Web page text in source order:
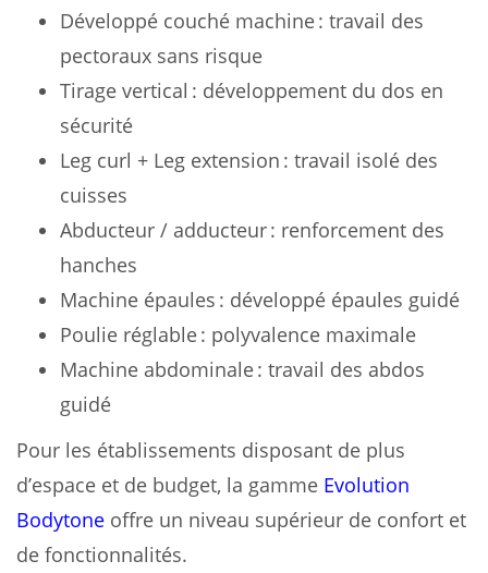
Développé couché machine : travail des
pectoraux sans risque
Tirage vertical : développement du dos en
sécurité
Leg curl + Leg extension : travail isolé des
cuisses
Abducteur / adducteur : renforcement des
hanches
Machine épaules : développé épaules guidé
Poulie réglable : polyvalence maximale
Machine abdominale : travail des abdos
guidé
Pour les établissements disposant de plus
d’espace et de budget, la gamme Evolution
Bodytone offre un niveau supérieur de confort et
de fonctionnalités.